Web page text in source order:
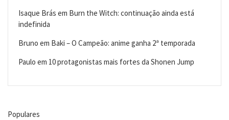
Isaque Brás em Burn the Witch: continuação ainda está
indefinida
Bruno em Baki – O Campeão: anime ganha 2ª temporada
Paulo em 10 protagonistas mais fortes da Shonen Jump
Populares